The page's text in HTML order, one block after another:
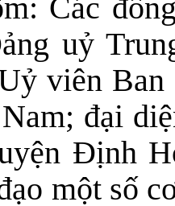
Các
uỷ
viên
đại
Định
một số